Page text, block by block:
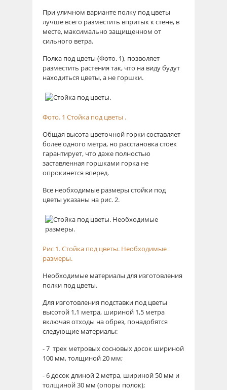
При уличном варианте полку под цветы
лучше всего разместить впритык к стене, в
месте, максимально защищенном от
сильного ветра.
Полка под цветы (Фото. 1), позволяет
разместить растения так, что на виду будут
находиться цветы, а не горшки.
Фото. 1 Стойка под цветы .
Общая высота цветочной горки составляет
более одного метра, но расстановка стоек
гарантирует, что даже полностью
заставленная горшками горка не
опрокинется вперед.
Все необходимые размеры стойки под
цветы указаны на рис. 2.
Рис 1. Стойка под цветы. Необходимые
размеры.
Необходимые материалы для изготовления
полки под цветы.
Для изготовления подставки под цветы
высотой 1,1 метра, шириной 1,5 метра
включая отходы на обрез, понадобятся
следующие материалы:
- 7 трех метровых сосновых досок шириной
100 мм, толщиной 20 мм;
- 6 досок длиной 2 метра, шириной 50 мм и
толщиной 30 мм (опоры полок);